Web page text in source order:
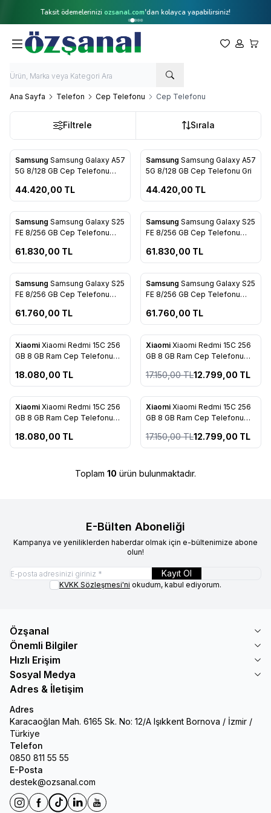
Taksit ödemelerinizi ozsanal.com'dan kolayca yapabilirsiniz!
Favorilerim
Hesabım
Ana Sayfa Telefon Cep Telefonu Cep Telefonu
Filtrele Sırala
Samsung Samsung Galaxy A57
5G 8/128 GB Cep Telefonu
44.420,00 TL
Tükendi
Samsung Samsung Galaxy A57
5G 8/128 GB Cep Telefonu Gri
44.420,00 TL
Samsung Samsung Galaxy S25
FE 8/256 GB Cep Telefonu
61.830,00 TL
Tükendi
Samsung Samsung Galaxy S25
FE 8/256 GB Cep Telefonu
61.830,00 TL
Samsung Samsung Galaxy S25
FE 8/256 GB Cep Telefonu
61.760,00 TL
Tükendi
Samsung Samsung Galaxy S25
FE 8/256 GB Cep Telefonu
61.760,00 TL
Xiaomi Xiaomi Redmi 15C 256
GB 8 GB Ram Cep Telefonu
18.080,00 TL
%25
Tükendi
Xiaomi Xiaomi Redmi 15C 256
GB 8 GB Ram Cep Telefonu
17.150,00TL12.799,00 TL
Xiaomi Xiaomi Redmi 15C 256
GB 8 GB Ram Cep Telefonu
18.080,00 TL
%25
Tükendi
Xiaomi Xiaomi Redmi 15C 256
GB 8 GB Ram Cep Telefonu
17.150,00TL12.799,00 TL
Toplam 10 ürün bulunmaktadır.
E-Bülten Aboneliği
Kampanya ve yeniliklerden haberdar olmak için e-bültenimize abone
olun!
Kayıt Ol
KVKK Sözleşmesi'ni okudum, kabul ediyorum.
Özşanal
Önemli Bilgiler
Hızlı Erişim
Sosyal Medya
Adres & İletişim
Adres
Karacaoğlan Mah. 6165 Sk. No: 12/A Işıkkent Bornova / İzmir /
Türkiye
Telefon
0850 811 55 55
E-Posta
destek@ozsanal.com
InstagramFacebook
TiktokLinkedinYoutube